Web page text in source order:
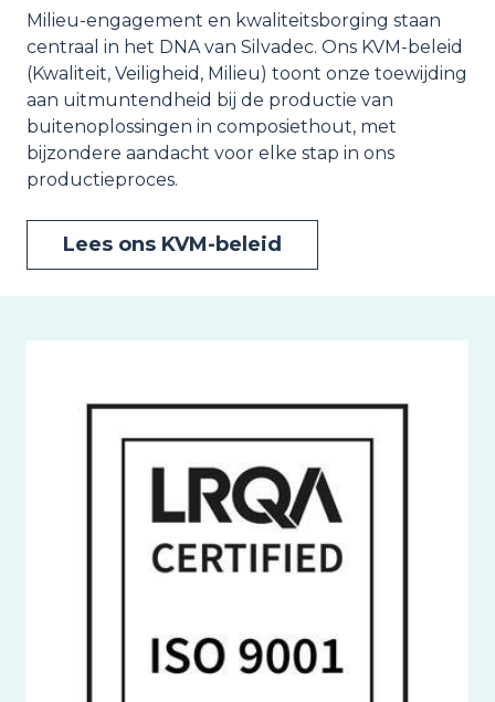
Milieu-engagement en kwaliteitsborging staan
centraal in het DNA van Silvadec. Ons KVM-beleid
(Kwaliteit, Veiligheid, Milieu) toont onze toewijding
aan uitmuntendheid bij de productie van
buitenoplossingen in composiethout, met
bijzondere aandacht voor elke stap in ons
productieproces.
Lees ons KVM-beleid